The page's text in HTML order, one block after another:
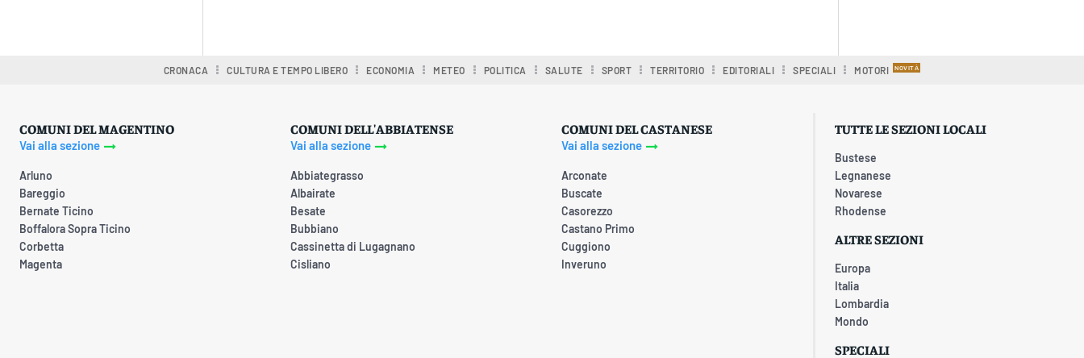
CRONACA CULTURA E TEMPO LIBERO ECONOMIA METEO POLITICA SALUTE SPORT TERRITORIO EDITORIALI SPECIALI MOTORI
COMUNI DEL MAGENTINO
Vai alla sezione
Arluno
Bareggio
Bernate Ticino
Boffalora Sopra Ticino
Corbetta
Magenta
COMUNI DELL'ABBIATENSE
Vai alla sezione
Abbiategrasso
Albairate
Besate
Bubbiano
Cassinetta di Lugagnano
Cisliano
COMUNI DEL CASTANESE
Vai alla sezione
Arconate
Buscate
Casorezzo
Castano Primo
Cuggiono
Inveruno
TUTTE LE SEZIONI LOCALI
Bustese
Legnanese
Novarese
Rhodense
ALTRE SEZIONI
Europa
Italia
Lombardia
Mondo
SPECIALI